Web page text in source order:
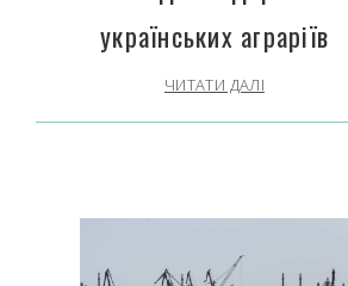
українських аграріїв
ЧИТАТИ ДАЛІ